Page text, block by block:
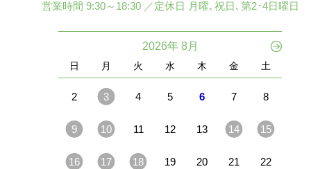
営業時間 9:30～18:30 ／定休日 月曜､祝日､第2･4日曜日
2026年 8月
日 月 火 水 木 金 土
2 3 4 5 6 7 8
9 10 11 12 13 14 15
16 17 18 19 20 21 22